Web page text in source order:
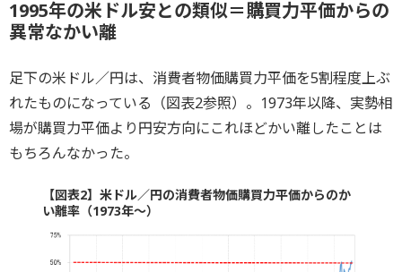
1995年の米ドル安との類似＝購買力平価からの
異常なかい離
足下の米ドル／円は、消費者物価購買力平価を5割程度上ぶ
れたものになっている（図表2参照）。1973年以降、実勢相
場が購買力平価より円安方向にこれほどかい離したことは
もちろんなかった。
【図表2】米ドル／円の消費者物価購買力平価からのか
い離率（1973年～）